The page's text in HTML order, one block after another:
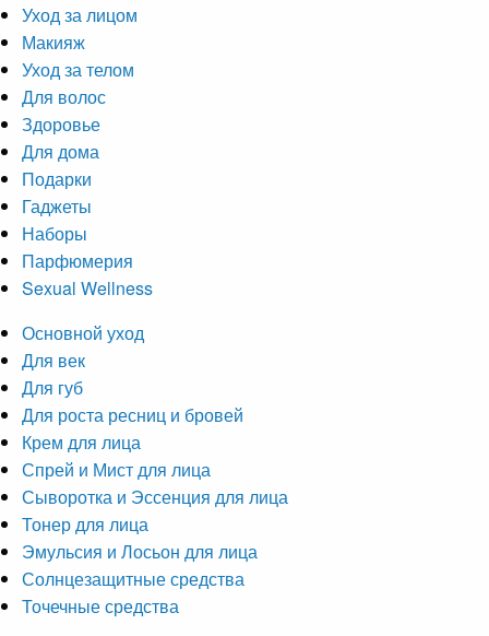
Уход за лицом
Макияж
Уход за телом
Для волос
Здоровье
Для дома
Подарки
Гаджеты
Наборы
Парфюмерия
Sexual Wellness
Основной уход
Для век
Для губ
Для роста ресниц и бровей
Крем для лица
Спрей и Мист для лица
Сыворотка и Эссенция для лица
Тонер для лица
Эмульсия и Лосьон для лица
Солнцезащитные средства
Точечные средства